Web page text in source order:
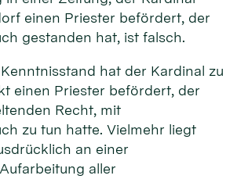
einen Priester befördert, der
gestanden hat, ist falsch.
hat der Kardinal zu
einen Priester befördert, der
Recht, mit
zu tun hatte. Vielmehr liegt
an einer
aller